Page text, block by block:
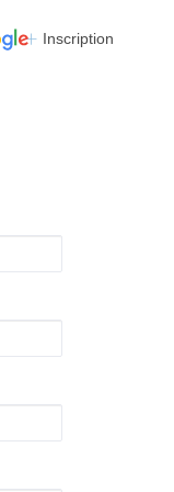
Inscription